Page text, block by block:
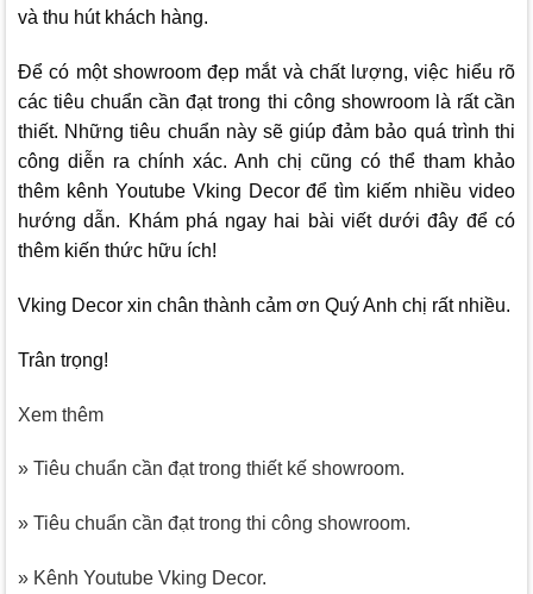
và thu hút khách hàng.
Để có một showroom đẹp mắt và chất lượng, việc hiểu rõ
các tiêu chuẩn cần đạt trong thi công showroom là rất cần
thiết. Những tiêu chuẩn này sẽ giúp đảm bảo quá trình thi
công diễn ra chính xác. Anh chị cũng có thể tham khảo
thêm kênh YoutubeVking Decorđể tìm kiếm nhiều video
hướng dẫn. Khám phá ngay hai bài viết dưới đây để có
thêm kiến thức hữu ích!
Vking Decor xin chân thành cảm ơn Quý Anh chị rất nhiều.
Trân trọng!
Xem thêm
» Tiêu chuẩn cần đạt trong thiết kế showroom.
» Tiêu chuẩn cần đạt trong thi công showroom.
» Kênh Youtube Vking Decor.